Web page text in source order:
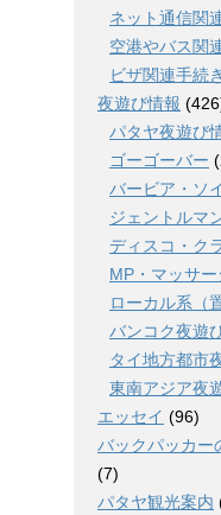
ネット通信関
空港やバス関
ビザ関連手続き
夜遊び情報
パタヤ夜遊び
ゴーゴーバー
バービア・ソ
ジェントルマ
ディスコ・ク
MP・マッサ
ローカル系（
バンコク夜遊
タイ地方都市
東南アジア夜
エッセイ (96)
バックパッカー
(7)
パタヤ観光案内